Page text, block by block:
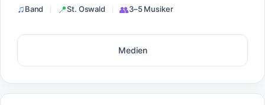
Band St. Oswald 3–5 Musiker
Medien